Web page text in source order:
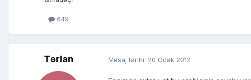
649
Tərlan Mesaj tarihi: 20 Ocak 2012